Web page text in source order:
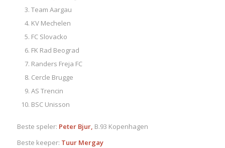
Team Aargau
KV Mechelen
FC Slovacko
FK Rad Beograd
Randers Freja FC
Cercle Brugge
AS Trencin
BSC Unisson
Beste speler: Peter Bjur, B.93 Kopenhagen
Beste keeper: Tuur Mergay